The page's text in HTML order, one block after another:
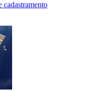
cadastramento